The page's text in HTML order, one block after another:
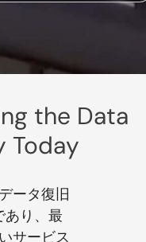
the Data
Today
ータ復旧
あり、最
サービス